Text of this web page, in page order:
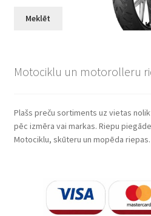
Meklēt
Motociklu un motorolleru
Plašs preču sortiments uz vietas
pēc izmēra vai markas. Riepu
Motociklu, skūteru un mopēda riepas.